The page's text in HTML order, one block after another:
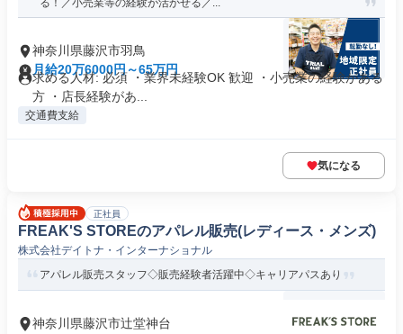
る！／小売業等の経験が活かせる／...
神奈川県藤沢市羽鳥
月給20万6000円～65万円
求める人材: 必須 ・業界未経験OK 歓迎 ・小売業の経験がある
方 ・店長経験があ...
交通費支給
気になる
正社員
FREAK'S STOREのアパレル販売(レディース・メンズ)
株式会社デイトナ・インターナショナル
アパレル販売スタッフ◇販売経験者活躍中◇キャリアパスあり
神奈川県藤沢市辻堂神台